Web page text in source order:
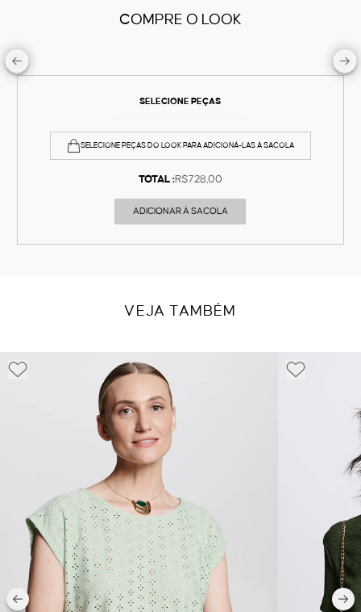
COMPRE O LOOK
SELECIONE PEÇAS
SELECIONE PEÇAS DO LOOK PARA ADICIONÁ-LAS À SACOLA
TOTAL :R$728,00
ADICIONAR À SACOLA
VEJA TAMBÉM